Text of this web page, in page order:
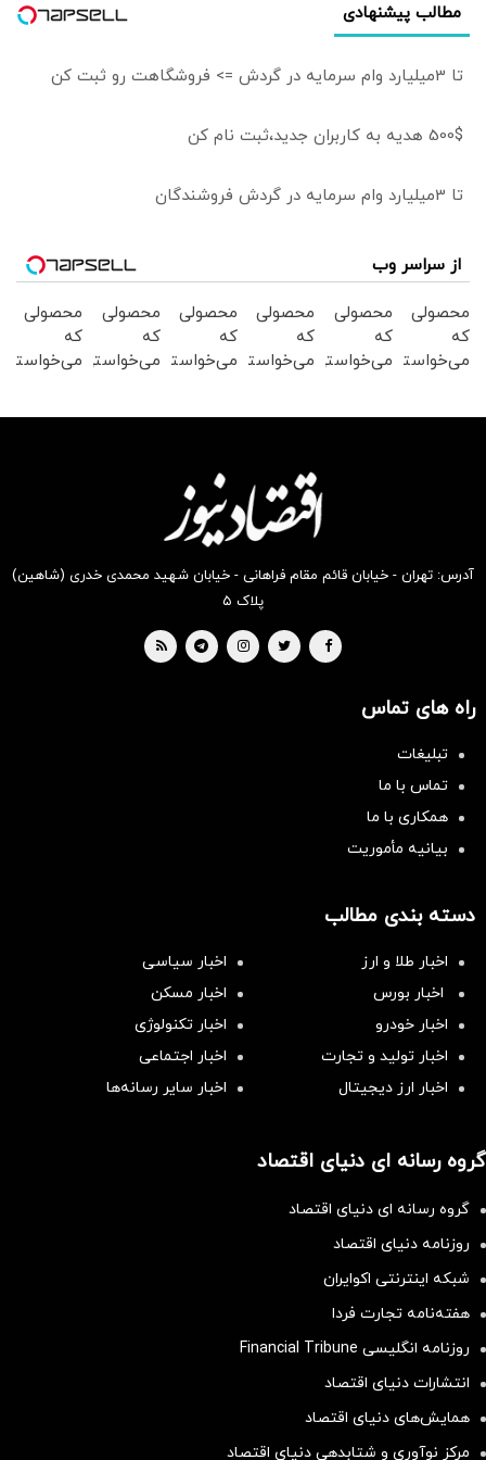
توهین به مسئولان
زمینه‌ساز طمع
مطالب پیشنهادی
تا 3میلیارد وام سرمایه در گردش => فروشگاهت رو ثبت کن
500$ هدیه به کاربران جدید،ثبت نام کن
تا 3میلیارد وام سرمایه در گردش فروشندگان
از سراسر وب
محصولی
که
می‌خواستی
محصولی
که
می‌خواستی
محصولی
که
می‌خواستی
بخر !
محصولی
که
می‌خواستی
بخر !
محصولی
که
می‌خواستی
محصولی
که
می‌خواستی
آدرس: تهران - خیابان قائم مقام فراهانی - خیابان شهید محمدی خدری (شاهین)
پلاک ۵
راه های تماس
تبلیغات
تماس با ما
همکاری با ما
بیانیه مأموریت
دسته بندی مطالب
اخبار طلا و ارز
اخبار سیاسی
اخبار بورس
اخبار مسکن
اخبار خودرو
اخبار تکنولوژی
اخبار تولید و تجارت
اخبار اجتماعی
اخبار ارز دیجیتال
اخبار سایر رسانه‌‌ها
گروه رسانه ای دنیای اقتصاد
گروه رسانه ای دنیای اقتصاد
روزنامه دنیای اقتصاد
شبکه اینترنتی اکوایران
هفته‌نامه تجارت فردا
روزنامه انگلیسی Financial Tribune
انتشارات دنیای اقتصاد
همایش‌های دنیای اقتصاد
مرکز نوآوری و شتابدهی دنیای اقتصاد